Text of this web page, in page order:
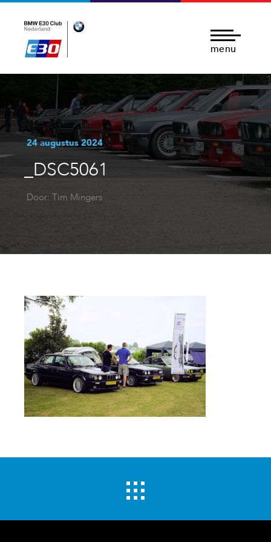
menu
24 augustus 2024
_DSC5061
Door: Tim Mingers